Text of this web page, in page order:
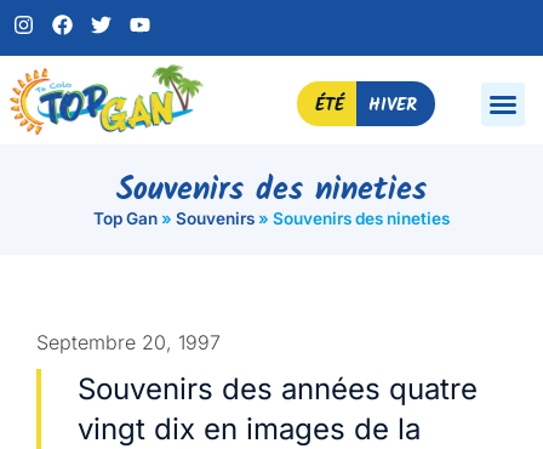
ÉTÉ HIVER
Souvenirs des nineties
Top Gan» Souvenirs» Souvenirs des nineties
Septembre 20, 1997
Souvenirs des années quatre
vingt dix en images de la